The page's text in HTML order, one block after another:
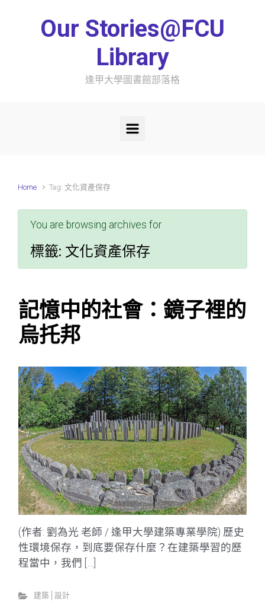
Our Stories@FCU
Library
逢甲大學圖書館部落格
Home Tag: 文化資產保存
You are browsing archives for
標籤: 文化資產保存
記憶中的社會：鏡子裡的
烏托邦
(作者: 劉為光 老師 / 逢甲大學建築專業學院) 歷史
性環境保存，到底要保存什麼？在建築學習的歷
程當中，我們 […]
建築│設計